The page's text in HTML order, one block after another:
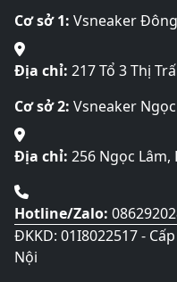
Cơ sở 1: Vsneaker
Địa chỉ: 217 Tổ 3 Thị
Cơ sở 2: Vsneaker
Địa chỉ: 256 Ngọc Lâm,
Hotline/Zalo:
ĐKKD: 01I8022517 -
Nội